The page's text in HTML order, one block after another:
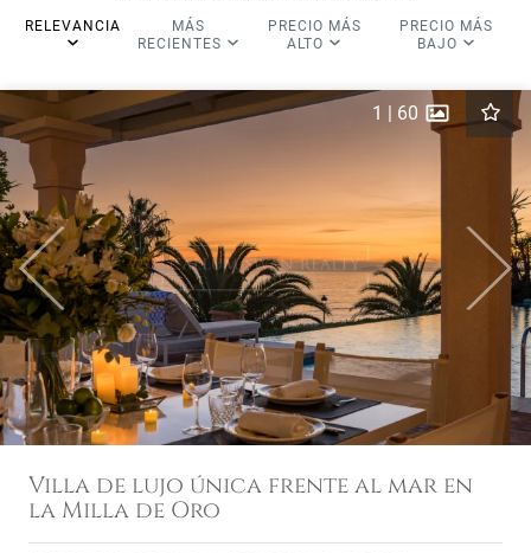
RELEVANCIA
MÁS
RECIENTES
PRECIO MÁS
ALTO
PRECIO MÁS
BAJO
Previous Next
1 | 60
Villa de lujo única frente al mar en
la Milla de Oro